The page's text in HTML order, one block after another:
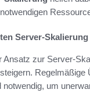
Server-Skalierung
Ansatz zur Server-
Regelmäßige
notwendig, um